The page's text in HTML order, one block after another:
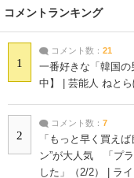
コメントランキング
1
コメント数： 21
一番好きな「韓国
中】 | 芸能人 ねと
2
コメント数： 7
「もっと早く買え
ン”が大人気 「プ
した」（2/2） | ラ